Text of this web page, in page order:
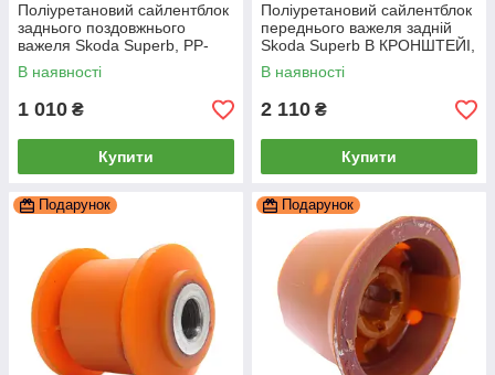
Поліуретановий сайлентблок
заднього поздовжнього
важеля Skoda Superb, PP-
0122b
В наявності
1 010 ₴
Купити
Поліуретановий сайлентблок
переднього важеля задній
Skoda Superb В КРОНШТЕЙІ,
PP-0201d
В наявності
2 110 ₴
Купити
Подарунок Подарунок